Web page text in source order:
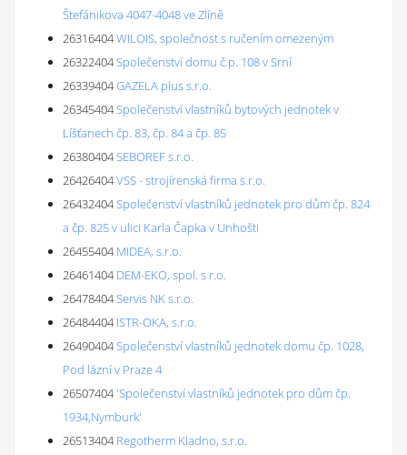
Štefánikova 4047-4048 ve Zlíně
26316404WILOIS, společnost s ručením omezeným
26322404Společenství domu č.p. 108 v Srní
26339404GAZELA plus s.r.o.
26345404Společenství vlastníků bytových jednotek v
Líšťanech čp. 83, čp. 84 a čp. 85
26380404SEBOREF s.r.o.
26426404VSS - strojírenská firma s.r.o.
26432404Společenství vlastníků jednotek pro dům čp. 824
a čp. 825 v ulici Karla Čapka v Unhošti
26455404 MIDEA, s.r.o.
26461404 DEM-EKO, spol. s r.o.
26478404Servis NK s.r.o.
26484404 ISTR-OKA, s.r.o.
26490404Společenství vlastníků jednotek domu čp. 1028,
Pod lázní v Praze 4
26507404'Společenství vlastníků jednotek pro dům čp.
1934,Nymburk'
26513404 Regotherm Kladno, s.r.o.